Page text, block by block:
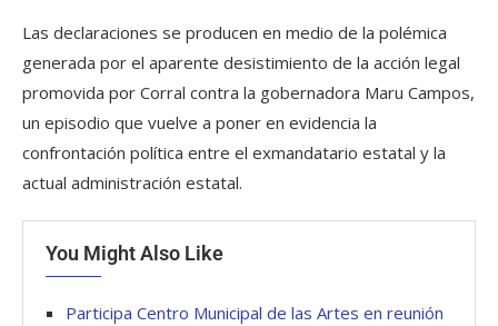
Las declaraciones se producen en medio de la polémica
generada por el aparente desistimiento de la acción legal
promovida por Corral contra la gobernadora Maru Campos,
un episodio que vuelve a poner en evidencia la
confrontación política entre el exmandatario estatal y la
actual administración estatal.
You Might Also Like
Participa Centro Municipal de las Artes en reunión